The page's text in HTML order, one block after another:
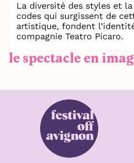
La diversité des styles et
codes qui surgissent de
artistique, fondent
compagnie Teatro Picaro.
le spectacle en